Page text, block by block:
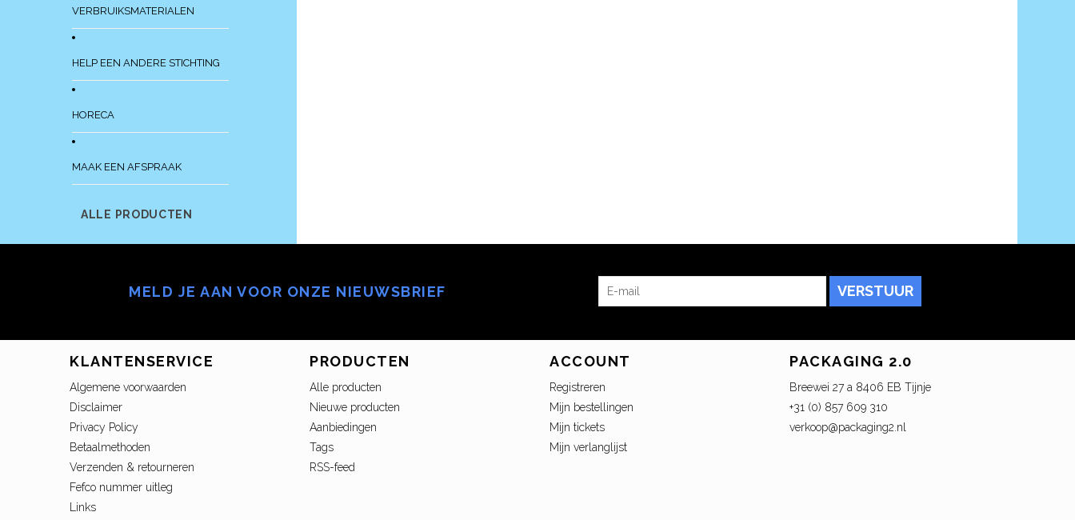
VERBRUIKSMATERIALEN
HELP EEN ANDERE STICHTING
HORECA
MAAK EEN AFSPRAAK
ALLE PRODUCTEN
MELD JE AAN VOOR ONZE NIEUWSBRIEF VERSTUUR
KLANTENSERVICE
Algemene voorwaarden
Disclaimer
Privacy Policy
Betaalmethoden
Verzenden & retourneren
Fefco nummer uitleg
Links
PRODUCTEN
Alle producten
Nieuwe producten
Aanbiedingen
Tags
RSS-feed
ACCOUNT
Registreren
Mijn bestellingen
Mijn tickets
Mijn verlanglijst
PACKAGING 2.0
Breewei 27 a 8406 EB Tijnje
+31 (0) 857 609 310
verkoop@packaging2.nl